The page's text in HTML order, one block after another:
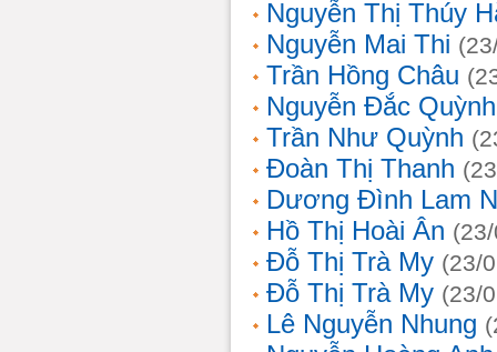
Nguyễn Thị Thúy
Nguyễn Mai Thi
Trần Hồng Châu
Nguyễn Đắc
Trần Như Quỳnh
Đoàn Thị Thanh
Dương Đình Lam
Hồ Thị Hoài Ân
Đỗ Thị Trà My (23/
Đỗ Thị Trà My (23/
Lê Nguyễn Nhung